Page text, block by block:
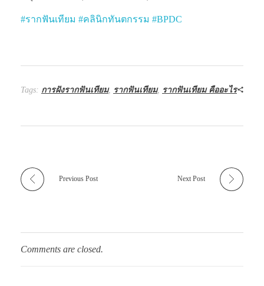
#รากฟันเทียม #คลินิกทันตกรรม #BPDC
Tags: การฝังรากฟันเทียม, รากฟันเทียม, รากฟันเทียม คืออะไร
Previous Post Next Post
Comments are closed.